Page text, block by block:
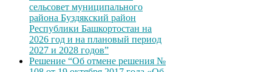
сельсовет муниципального
района Буздякский район
Республики Башкортостан на
2026 год и на плановый период
2027 и 2028 годов”
Решение “Об отмене решения №